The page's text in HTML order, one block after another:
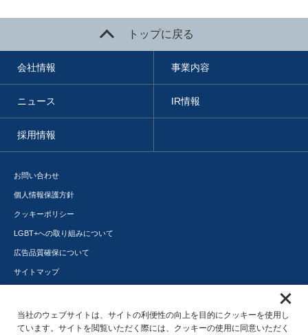
トップに戻る
会社情報 事業内容
ニュース IR情報
採用情報
お問い合わせ
個人情報保護方針
クッキーポリシー
LGBT+への取り組みについて
広告品質確保について
サイトマップ
サステナビリティ
当社のウェブサイトは、サイトの利便性の向上を目的にクッキーを使用し
ています。サイトを閲覧いただく際には、クッキーの使用に同意いただく